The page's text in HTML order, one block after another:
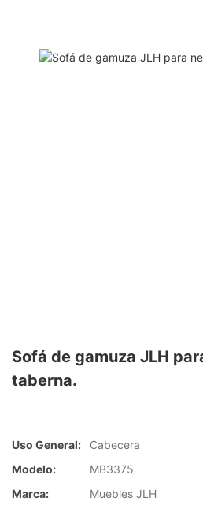
Sofá de gamuza JLH
taberna.
Uso General:
Cabecera
Modelo:
MB3375
Marca:
Muebles JLH